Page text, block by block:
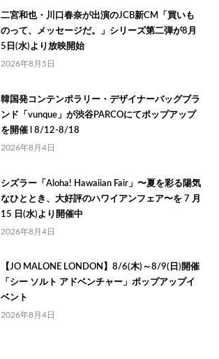
二宮和也・川口春奈が出演のJCB新CM「買いも
のって、メッセージだ。」シリーズ第二弾が8月
5日(水)より放映開始
2026年8月5日
韓国発コンテンポラリー・デザイナーバッグブラ
ンド「vunque」が渋谷PARCOにてポップアップ
を開催 l 8/12-8/18
2026年8月4日
シズラー「Aloha! Hawaiian Fair」〜夏を彩る陽気
なひととき、大好評のハワイアンフェア〜を 7 月
15 日(水)より開催中
2026年8月4日
【JO MALONE LONDON】8/6(木)～8/9(日)開催
「シー ソルト アドベンチャー」ポップアップイ
ベント
2026年8月4日